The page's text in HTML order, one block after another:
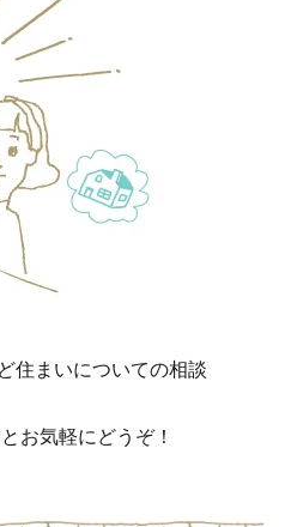
住まいについての相談
お気軽にどうぞ！